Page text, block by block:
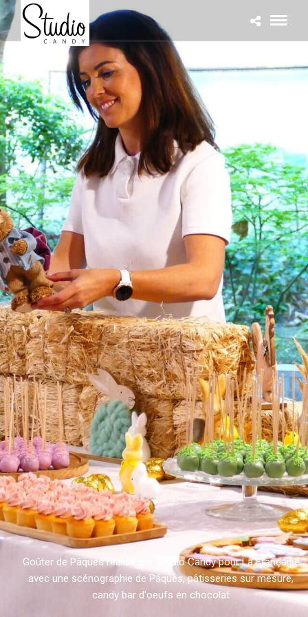
Goûter de Pâques réalisé par Studio Candy pour La Française
avec une scénographie de Pâques, pâtisseries sur mesure,
candy bar d'oeufs en chocolat